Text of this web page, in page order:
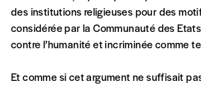
Code postal
des institutions religieuses pour des
considérée par la Communauté des
contre l’humanité et incriminée comme
Et comme si cet argument ne suffisait